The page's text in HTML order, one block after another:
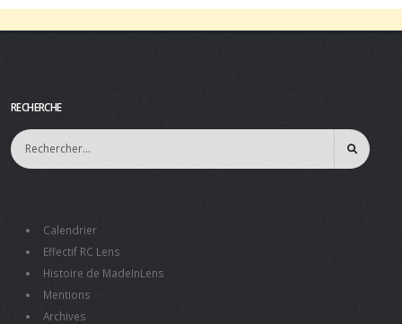
RECHERCHE
Calendrier
Effectif RC Lens
Histoire de MadeInLens
Mentions
Archives